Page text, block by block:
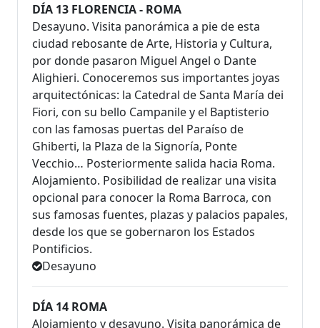
DÍA 13 FLORENCIA - ROMA
Desayuno. Visita panorámica a pie de esta
ciudad rebosante de Arte, Historia y Cultura,
por donde pasaron Miguel Angel o Dante
Alighieri. Conoceremos sus importantes joyas
arquitectónicas: la Catedral de Santa María dei
Fiori, con su bello Campanile y el Baptisterio
con las famosas puertas del Paraíso de
Ghiberti, la Plaza de la Signoría, Ponte
Vecchio… Posteriormente salida hacia Roma.
Alojamiento. Posibilidad de realizar una visita
opcional para conocer la Roma Barroca, con
sus famosas fuentes, plazas y palacios papales,
desde los que se gobernaron los Estados
Pontificios.
Desayuno
DÍA 14 ROMA
Alojamiento y desayuno. Visita panorámica de